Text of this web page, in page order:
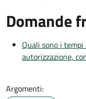
Domande
Quali sono i
autorizzazione,
Argomenti: